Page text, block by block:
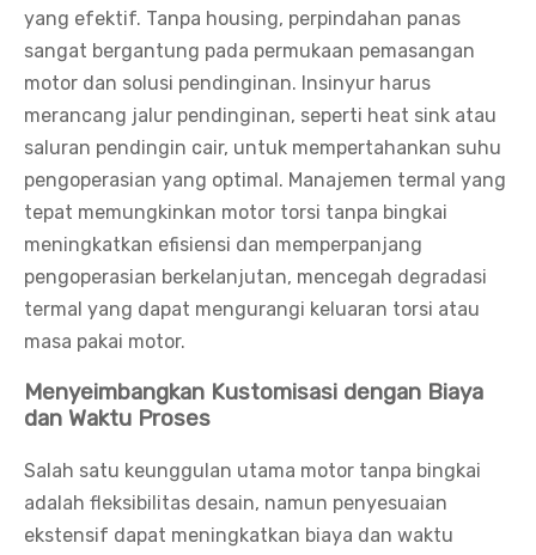
yang efektif. Tanpa housing, perpindahan panas
sangat bergantung pada permukaan pemasangan
motor dan solusi pendinginan. Insinyur harus
merancang jalur pendinginan, seperti heat sink atau
saluran pendingin cair, untuk mempertahankan suhu
pengoperasian yang optimal. Manajemen termal yang
tepat memungkinkan motor torsi tanpa bingkai
meningkatkan efisiensi dan memperpanjang
pengoperasian berkelanjutan, mencegah degradasi
termal yang dapat mengurangi keluaran torsi atau
masa pakai motor.
Menyeimbangkan Kustomisasi dengan Biaya
dan Waktu Proses
Salah satu keunggulan utama motor tanpa bingkai
adalah fleksibilitas desain, namun penyesuaian
ekstensif dapat meningkatkan biaya dan waktu